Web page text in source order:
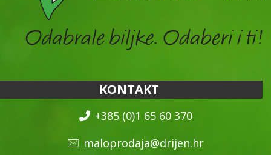
KONTAKT
+385 (0)1 65 60 370
maloprodaja@drijen.hr